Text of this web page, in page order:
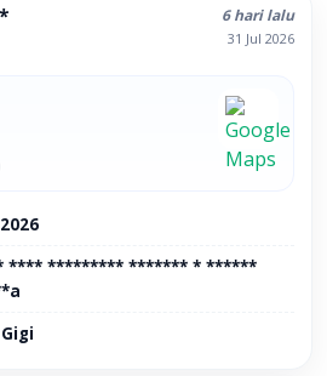
6 hari lalu
31 Jul 2026
**** ********* ******* * ******